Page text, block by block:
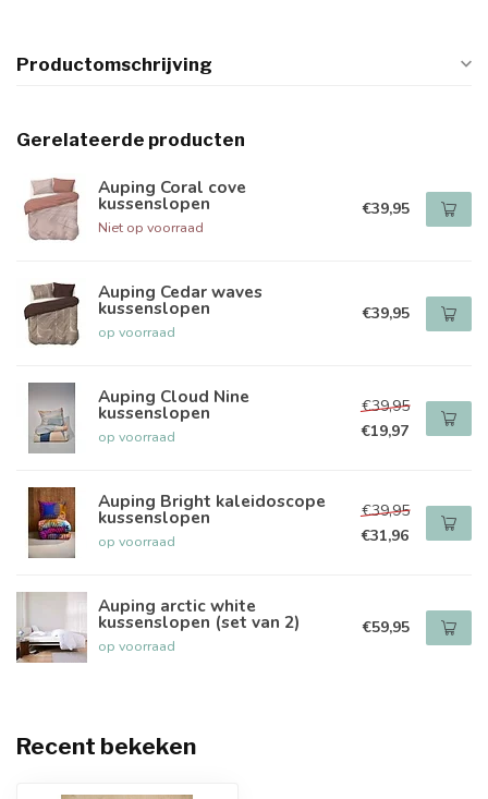
Productomschrijving
Gerelateerde producten
Auping Coral cove
kussenslopen
Niet op voorraad
€39,95
Auping Cedar waves
kussenslopen
op voorraad
€39,95
Auping Cloud Nine
kussenslopen
op voorraad
€39,95
€19,97
Auping Bright kaleidoscope
kussenslopen
op voorraad
€39,95
€31,96
Auping arctic white
kussenslopen (set van 2)
op voorraad
€59,95
Recent bekeken